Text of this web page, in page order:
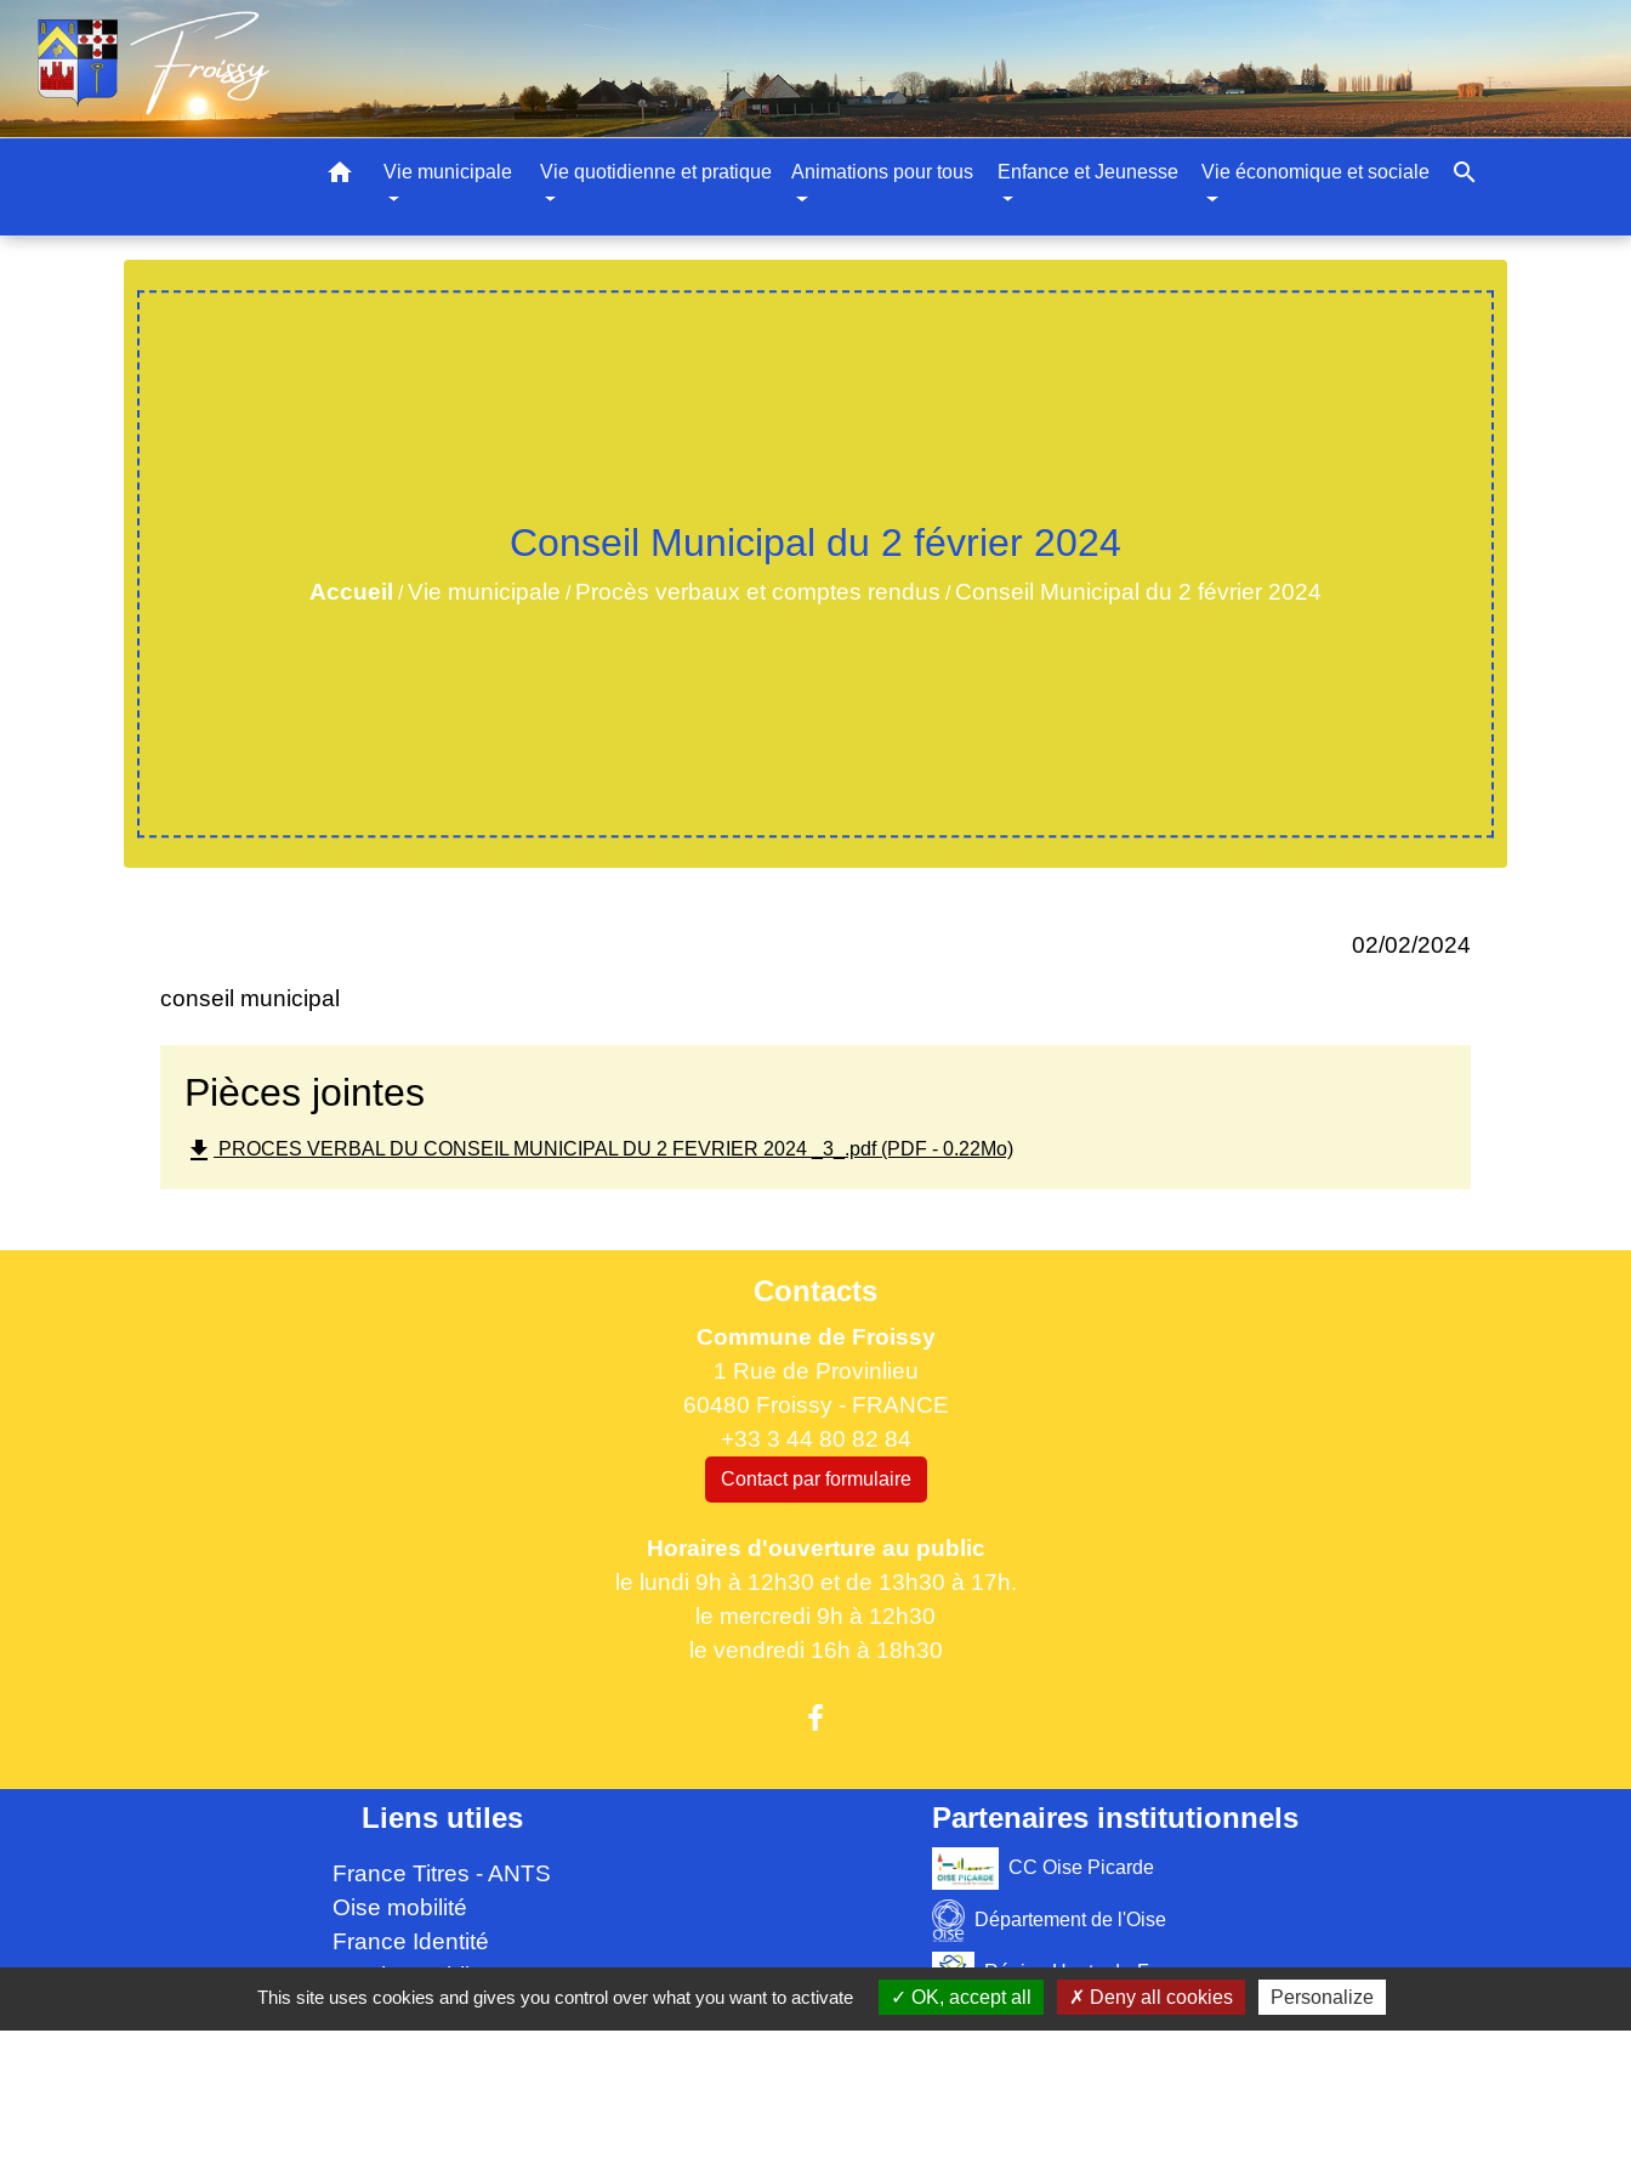
home Vie municipale Vie quotidienne et pratique Animations pour tous Enfance et Jeunesse Vie économique et sociale search
Conseil Municipal du 2 février 2024
Accueil /Vie municipale / Procès verbaux et comptes rendus / Conseil Municipal du 2 février 2024
02/02/2024
conseil municipal
Pièces jointes
file_download PROCES VERBAL DU CONSEIL MUNICIPAL DU 2 FEVRIER 2024 _3_.pdf (PDF - 0.22Mo)
Contacts
Commune de Froissy
1 Rue de Provinlieu
60480 Froissy - FRANCE
+33 3 44 80 82 84
Contact par formulaire
Horaires d'ouverture au public
le lundi 9h à 12h30 et de 13h30 à 17h.
le mercredi 9h à 12h30
le vendredi 16h à 18h30
Liens utiles
France Titres - ANTS
Oise mobilité
France Identité
Service Public
Procuration de vote
Partenaires institutionnels
CC Oise Picarde
Département de l'Oise
Région Hauts-de-France
This site uses cookies and gives you control over what you want to activate OK, accept all Deny all cookies Personalize